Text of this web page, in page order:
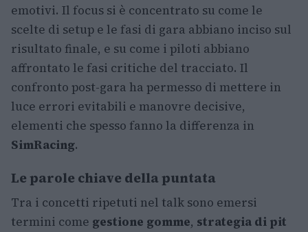
emotivi. Il focus si è concentrato su come le
scelte di setup e le fasi di gara abbiano inciso sul
risultato finale, e su come i piloti abbiano
affrontato le fasi critiche del tracciato. Il
confronto post-gara ha permesso di mettere in
luce errori evitabili e manovre decisive,
elementi che spesso fanno la differenza in
SimRacing.
Le parole chiave della puntata
Tra i concetti ripetuti nel talk sono emersi
termini come gestione gomme, strategia di pit